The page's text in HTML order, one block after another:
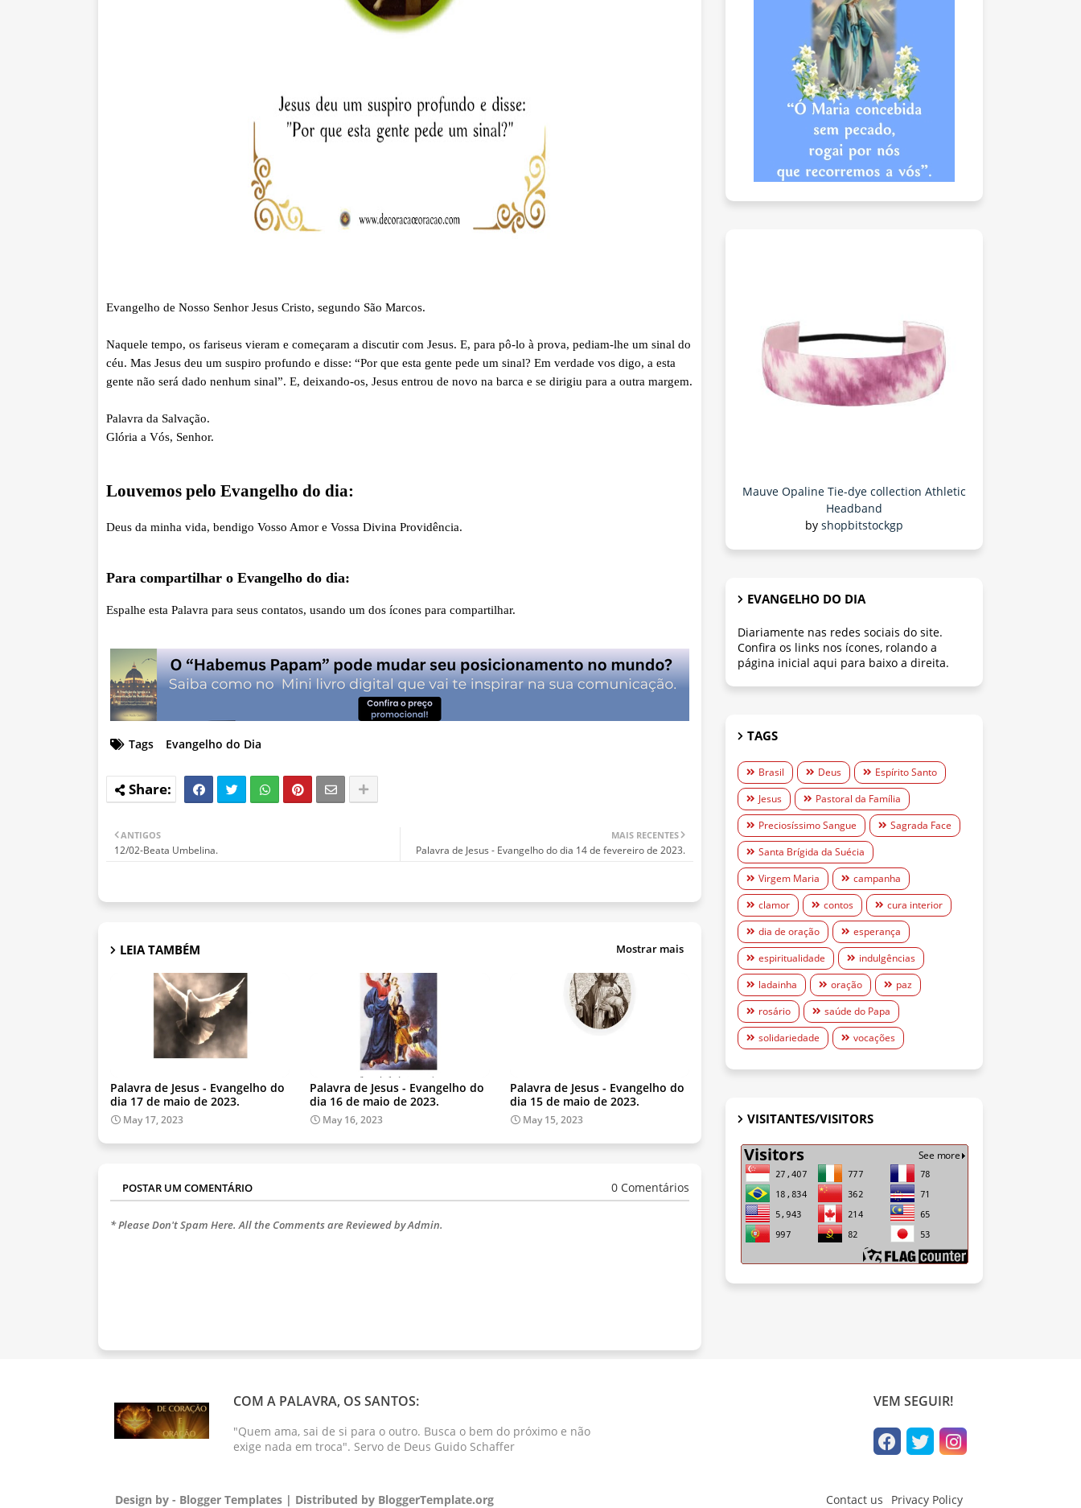
Evangelho de Nosso Senhor Jesus Cristo, segundo São Marcos.
Naquele tempo, os fariseus vieram e começaram a discutir com Jesus. E, para pô-lo à prova, pediam-lhe um sinal do
céu. Mas Jesus deu um suspiro profundo e disse: “Por que esta gente pede um sinal? Em verdade vos digo, a esta
gente não será dado nenhum sinal”. E, deixando-os, Jesus entrou de novo na barca e se dirigiu para a outra margem.
Palavra da Salvação.
Glória a Vós, Senhor.
Louvemos pelo Evangelho do dia:
Deus da minha vida, bendigo Vosso Amor e Vossa Divina Providência.
Para compartilhar o Evangelho do dia:
Espalhe esta Palavra para seus contatos, usando um dos ícones para compartilhar.
Tags Evangelho do Dia
MAIS RECENTES
Palavra de Jesus - Evangelho do dia 14 de fevereiro de 2023.
ANTIGOS
12/02-Beata Umbelina.
LEIA TAMBÉM Mostrar mais
Palavra de Jesus - Evangelho do
dia 17 de maio de 2023.
May 17, 2023
Palavra de Jesus - Evangelho do
dia 16 de maio de 2023.
May 16, 2023
Palavra de Jesus - Evangelho do
dia 15 de maio de 2023.
May 15, 2023
POSTAR UM COMENTÁRIO 0 Comentários
* Please Don't Spam Here. All the Comments are Reviewed by Admin.
Mauve Opaline Tie-dye collection Athletic
Headband
by shopbitstockgp
EVANGELHO DO DIA
Diariamente nas redes sociais do site.
Confira os links nos ícones, rolando a
página inicial aqui para baixo a direita.
TAGS
Brasil Deus
Espírito Santo
Jesus
Pastoral da Família
Preciosíssimo Sangue
Sagrada Face
Santa Brígida da Suécia
Virgem Maria
campanha
clamor
contos
cura interior
dia de oração
esperança
espiritualidade
indulgências
ladainha
oração
paz
rosário
saúde do Papa
solidariedade
vocações
VISITANTES/VISITORS
COM A PALAVRA, OS SANTOS:
"Quem ama, sai de si para o outro. Busca o bem do próximo e não
exige nada em troca". Servo de Deus Guido Schaffer
VEM SEGUIR!
Contact us Privacy Policy
Design by - Blogger Templates | Distributed by BloggerTemplate.org